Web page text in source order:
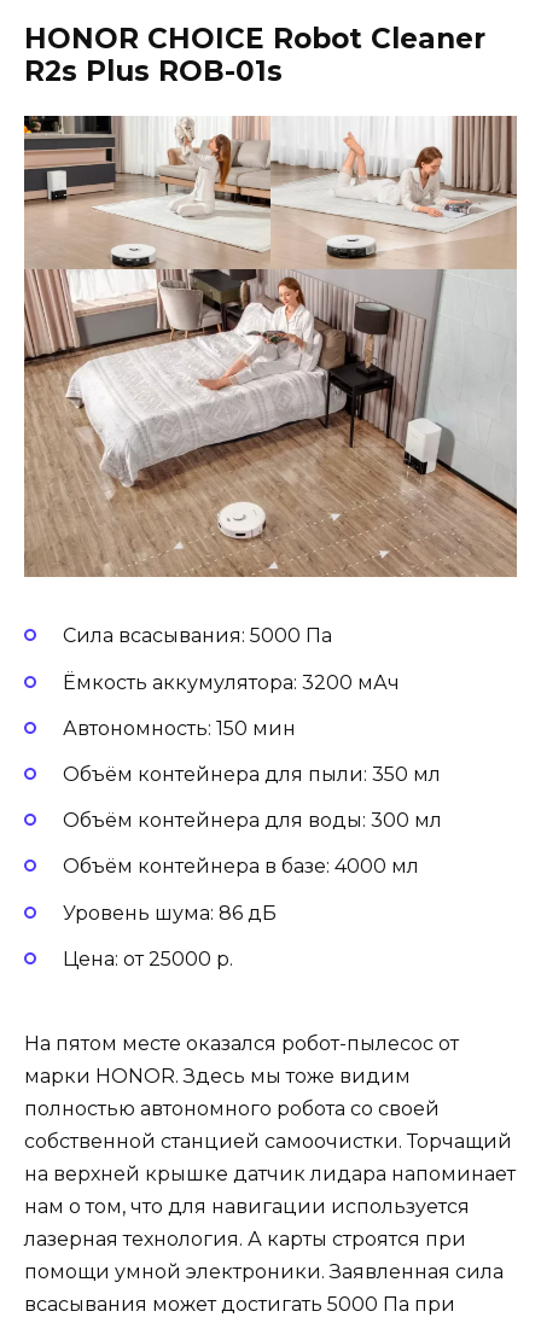
HONOR CHOICE Robot Cleaner
R2s Plus ROB-01s
Сила всасывания: 5000 Па
Ёмкость аккумулятора: 3200 мАч
Автономность: 150 мин
Объём контейнера для пыли: 350 мл
Объём контейнера для воды: 300 мл
Объём контейнера в базе: 4000 мл
Уровень шума: 86 дБ
Цена: от 25000 р.
На пятом месте оказался робот-пылесос от
марки HONOR. Здесь мы тоже видим
полностью автономного робота со своей
собственной станцией самоочистки. Торчащий
на верхней крышке датчик лидара напоминает
нам о том, что для навигации используется
лазерная технология. А карты строятся при
помощи умной электроники. Заявленная сила
всасывания может достигать 5000 Па при